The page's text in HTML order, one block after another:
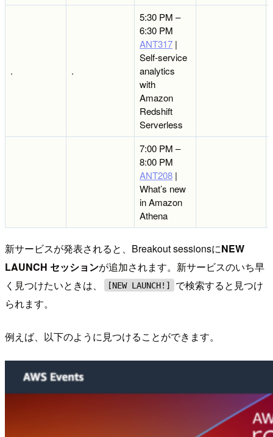
. .
5:30 PM –
6:30 PM
ANT317 |
Self-service
analytics
with
Amazon
Redshift
Serverless
7:00 PM –
8:00 PM
ANT208 |
What’s new
in Amazon
Athena
新サービスが発表されると、Breakout sessionsにNEW
LAUNCH セッションが追加されます。新サービスのいち早
く見つけたいときは、
[NEW LAUNCH!]
で検索すると見つけ
られます。
例えば、以下のように見つけることができます。